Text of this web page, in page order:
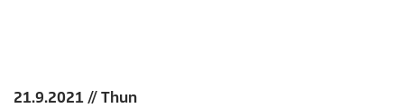
21.9.2021 // Thun